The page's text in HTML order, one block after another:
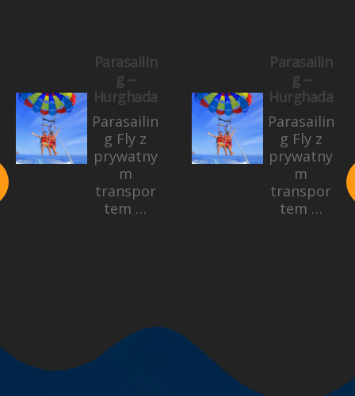
Parasailin
g –
Hurghada
Parasailin
g Fly z
prywatny
m
transpor
tem …
Parasailin
g –
Hurghada
Parasailin
g Fly z
prywatny
m
transpor
tem …